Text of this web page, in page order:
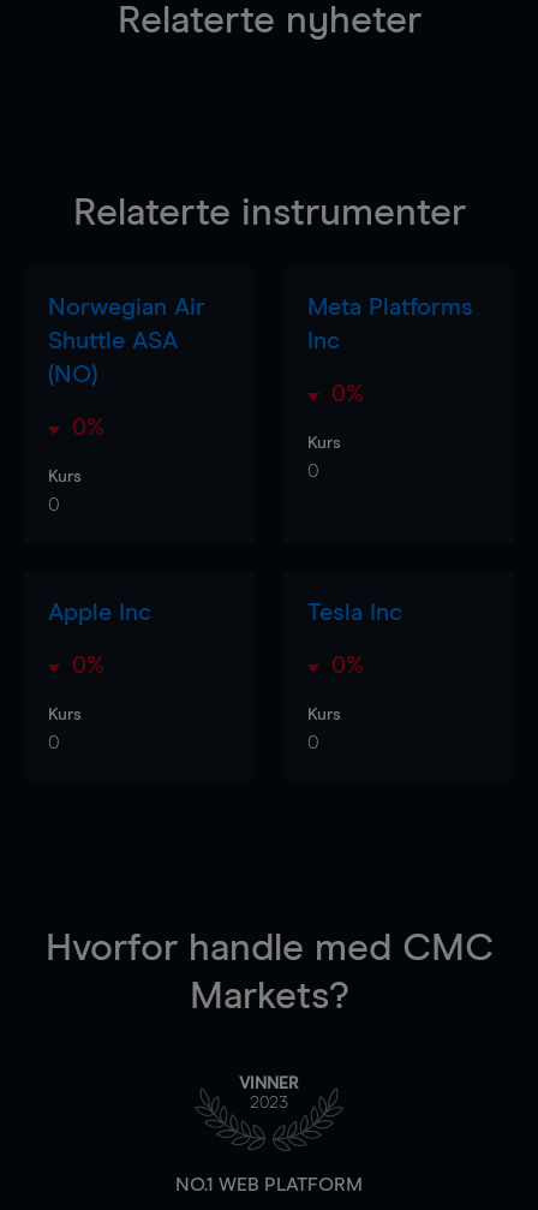
Relaterte nyheter
Relaterte instrumenter
Norwegian Air
Shuttle ASA
(NO)
0%
Kurs
0
Meta Platforms
Inc
0%
Kurs
0
Apple Inc
0%
Kurs
0
Tesla Inc
0%
Kurs
0
Hvorfor handle med CMC
Markets?
VINNER
2023
NO.1 WEB PLATFORM